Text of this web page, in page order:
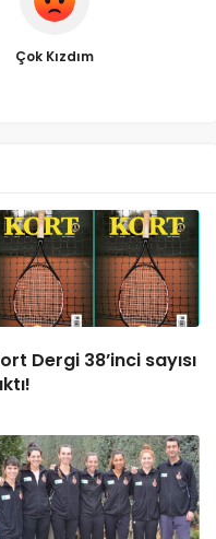
Çok Kızdım
Dergi 38’inci sayısı